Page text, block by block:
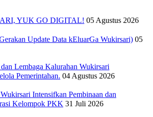
YUK GO DIGITAL! 05 Agustus 2026
Update Data kEluarGa Wukirsari) 05
Lembaga Kalurahan Wukirsari
Pemerintahan. 04 Agustus 2026
Intensifkan Pembinaan dan
Kelompok PKK 31 Juli 2026